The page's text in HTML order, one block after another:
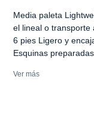
Media paleta
el lineal o transporte
6 pies Ligero y
Esquinas preparadas
Ver más